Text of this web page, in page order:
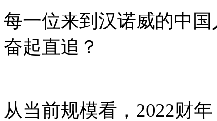
每一位来到汉诺威的中
奋起直追？
从当前规模看，2022财